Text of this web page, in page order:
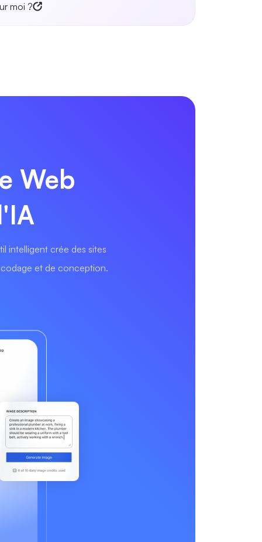
moi ?
Web
intelligent crée des sites
et de conception.